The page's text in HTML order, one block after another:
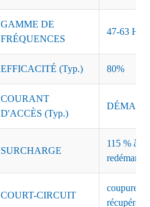
GAMME DE
FRÉQUENCES
47-63 Hz
EFFICACITÉ (Typ.) 80%
COURANT
D'ACCÈS (Typ.)
SURCHARGE
115 % à
COURT-CIRCUIT
coupure